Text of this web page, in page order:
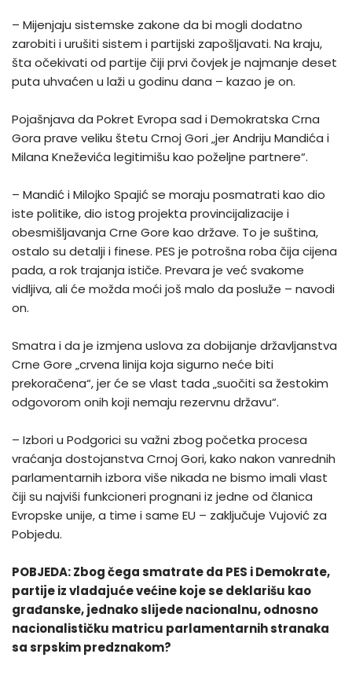
– Mijenjaju sistemske zakone da bi mogli dodatno
zarobiti i urušiti sistem i partijski zapošljavati. Na kraju,
šta očekivati od partije čiji prvi čovjek je najmanje deset
puta uhvaćen u laži u godinu dana – kazao je on.
Pojašnjava da Pokret Evropa sad i Demokratska Crna
Gora prave veliku štetu Crnoj Gori „jer Andriju Mandića i
Milana Kneževića legitimišu kao poželjne partnere“.
– Mandić i Milojko Spajić se moraju posmatrati kao dio
iste politike, dio istog projekta provincijalizacije i
obesmišljavanja Crne Gore kao države. To je suština,
ostalo su detalji i finese. PES je potrošna roba čija cijena
pada, a rok trajanja ističe. Prevara je već svakome
vidljiva, ali će možda moći još malo da posluže – navodi
on.
Smatra i da je izmjena uslova za dobijanje državljanstva
Crne Gore „crvena linija koja sigurno neće biti
prekoračena“, jer će se vlast tada „suočiti sa žestokim
odgovorom onih koji nemaju rezervnu državu“.
– Izbori u Podgorici su važni zbog početka procesa
vraćanja dostojanstva Crnoj Gori, kako nakon vanrednih
parlamentarnih izbora više nikada ne bismo imali vlast
čiji su najviši funkcioneri prognani iz jedne od članica
Evropske unije, a time i same EU – zaključuje Vujović za
Pobjedu.
POBJEDA: Zbog čega smatrate da PES i Demokrate,
partije iz vladajuće većine koje se deklarišu kao
građanske, jednako slijede nacionalnu, odnosno
nacionalističku matricu parlamentarnih stranaka
sa srpskim predznakom?